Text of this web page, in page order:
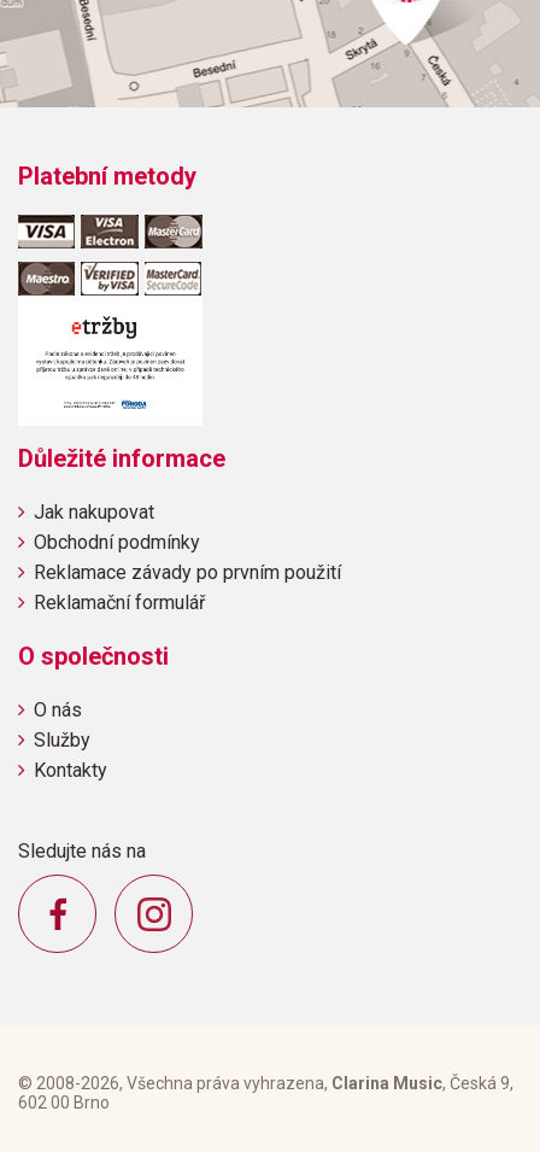
Platební metody
Důležité informace
Jak nakupovat
Obchodní podmínky
Reklamace závady po prvním použití
Reklamační formulář
O společnosti
O nás
Služby
Kontakty
Sledujte nás na
© 2008-2026, Všechna práva vyhrazena, Clarina Music, Česká 9,
602 00 Brno